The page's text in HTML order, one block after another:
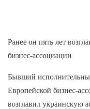
Ранее он пять лет
бизнес-ассоциации
Бывший
Европейской бизнес-
возглавил украинскую